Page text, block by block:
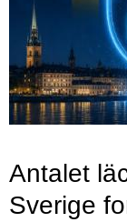
Antalet
Sverige